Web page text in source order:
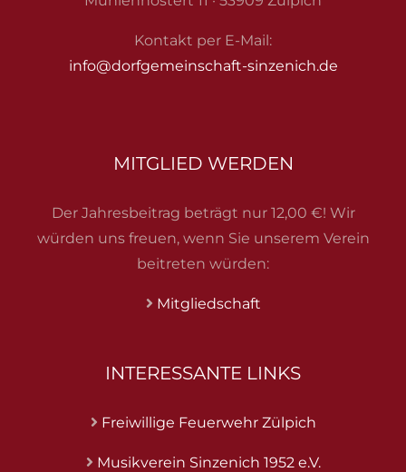
Auszeichnungen
Sinzenich
Kontakt per E-Mail:
info@dorfgemeinschaft-sinzenich.de
MITGLIED WERDEN
Der Jahresbeitrag beträgt nur 12,00 €! Wir
würden uns freuen, wenn Sie unserem Verein
beitreten würden:
Mitgliedschaft
INTERESSANTE LINKS
Freiwillige Feuerwehr Zülpich
Musikverein Sinzenich 1952 e.V.